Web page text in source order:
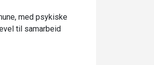
med psykiske
til samarbeid